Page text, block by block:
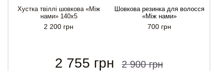
Хустка твіллі шовкова «Між
нами» 140x5
2 200 грн
Шовкова резинка для волосся
«Між нами»
700 грн
2 755 грн 2 900 грн